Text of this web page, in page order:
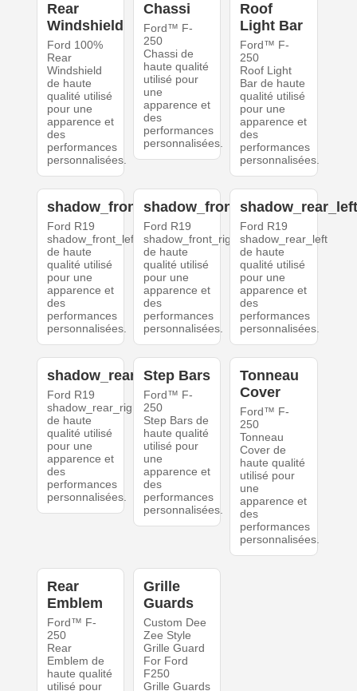
Rear
Windshield
Ford 100%
Rear
Windshield
de haute
qualité utilisé
pour une
apparence et
des
performances
personnalisées.
Chassi
Ford™ F-
250
Chassi de
haute qualité
utilisé pour
une
apparence et
des
performances
personnalisées.
Roof
Light Bar
Ford™ F-
250
Roof Light
Bar de haute
qualité utilisé
pour une
apparence et
des
performances
personnalisées.
shadow_front_left
Ford R19
shadow_front_left
de haute
qualité utilisé
pour une
apparence et
des
performances
personnalisées.
shadow_front_right
Ford R19
shadow_front_right
de haute
qualité utilisé
pour une
apparence et
des
performances
personnalisées.
Ford R19
shadow_rear_left
de haute
qualité utilisé
pour une
apparence et
des
performances
personnalisées.
shadow_rear_right
Ford R19
shadow_rear_right
de haute
qualité utilisé
pour une
apparence et
des
performances
personnalisées.
Step Bars
Ford™ F-
250
Step Bars de
haute qualité
utilisé pour
une
apparence et
des
performances
personnalisées.
Tonneau
Cover
Ford™ F-
250
Tonneau
Cover de
haute qualité
utilisé pour
une
apparence et
des
performances
personnalisées.
Rear
Emblem
Ford™ F-
250
Rear
Emblem de
haute qualité
utilisé pour
Grille
Guards
Custom Dee
Zee Style
Grille Guard
For Ford
F250
Grille Guards